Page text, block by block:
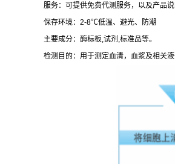
服务：可提供免费代测服务，以及产品
保存环境： 2-8℃低温、避光、防潮
主要成分：酶标板 试剂 标准品等。
检测目的：用于测定血清，血浆及相关